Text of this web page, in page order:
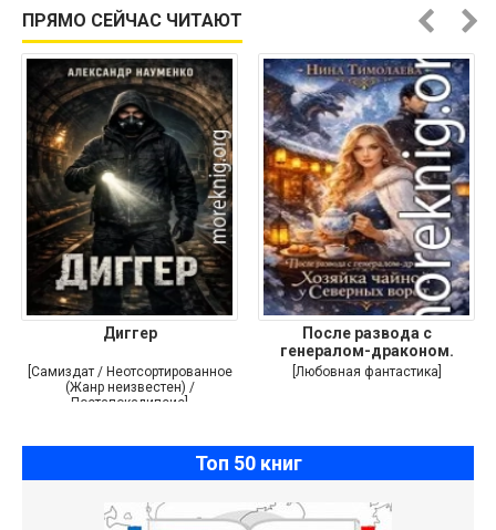
ПРЯМО СЕЙЧАС ЧИТАЮТ
Диггер
[Самиздат / Неотсортированное
(Жанр неизвестен) /
Постапокалипсис]
После развода с
генералом-драконом.
Хозяйка
[Любовная фантастика]
Топ 50 книг